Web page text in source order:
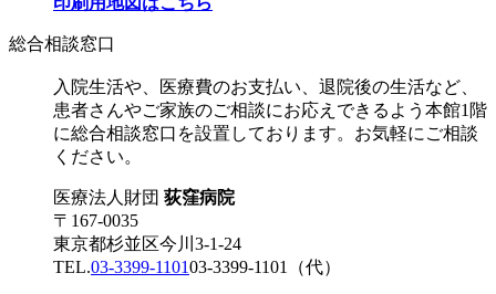
総合相談窓口
入院生活や、医療費のお支払い、退院後の生活など、
患者さんやご家族のご相談にお応えできるよう本館1階
に総合相談窓口を設置しております。お気軽にご相談
ください。
医療法人財団 荻窪病院
〒167-0035
東京都杉並区今川3-1-24
TEL.03-3399-110103-3399-1101 （代）